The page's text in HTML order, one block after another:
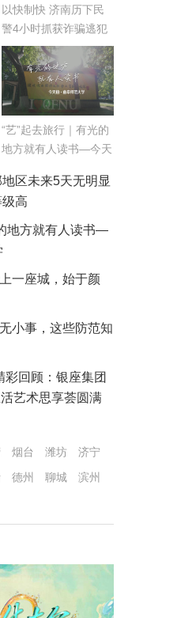
以快制快 济南历下民
警4小时抓获诈骗逃犯
“艺”起去旅行｜有光的
地方就有人读书—今天
区未来5天无明显
高
地方就有人读书—
一座城，始于颜
小事，这些防范知
彩回顾：银座集团
艺术思享荟圆满
烟台 潍坊
济宁
德州 聊城
滨州